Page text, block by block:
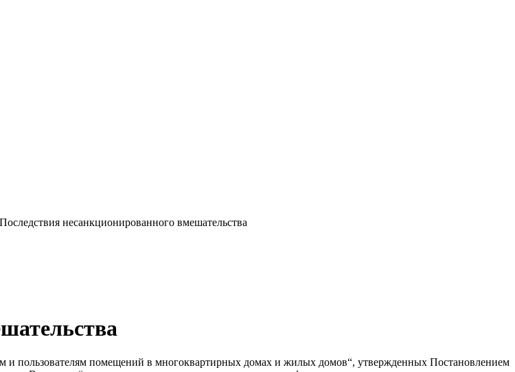
несанкционированного вмешательства
и пользователям помещений в многоквартирных домах и жилых домов“, утвержденных Постановлением